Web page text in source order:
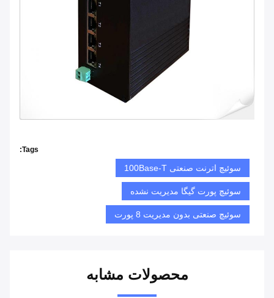
Tags:
سوئیچ اترنت صنعتی 100Base-T
سوئیچ پورت گیگا مدیریت نشده
سوئیچ صنعتی بدون مدیریت 8 پورت
محصولات مشابه